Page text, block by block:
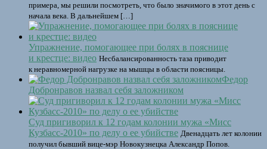
примера, мы решили посмотреть, что было значимого в этот день с
начала века. В дальнейшем […]
Упражнение, помогающее при болях в пояснице
и крестце: видео Несбалансированность таза приводит
к неравномерной нагрузке на мышцы в области поясницы.
Федор
Добронравов назвал себя заложником
Суд пригиворил к 12 годам колонии мужа «Мисс
Кузбасс-2010» по делу о ее убийстве Двенадцать лет колонии
получил бывший вице-мэр Новокузнецка Александр Попов.